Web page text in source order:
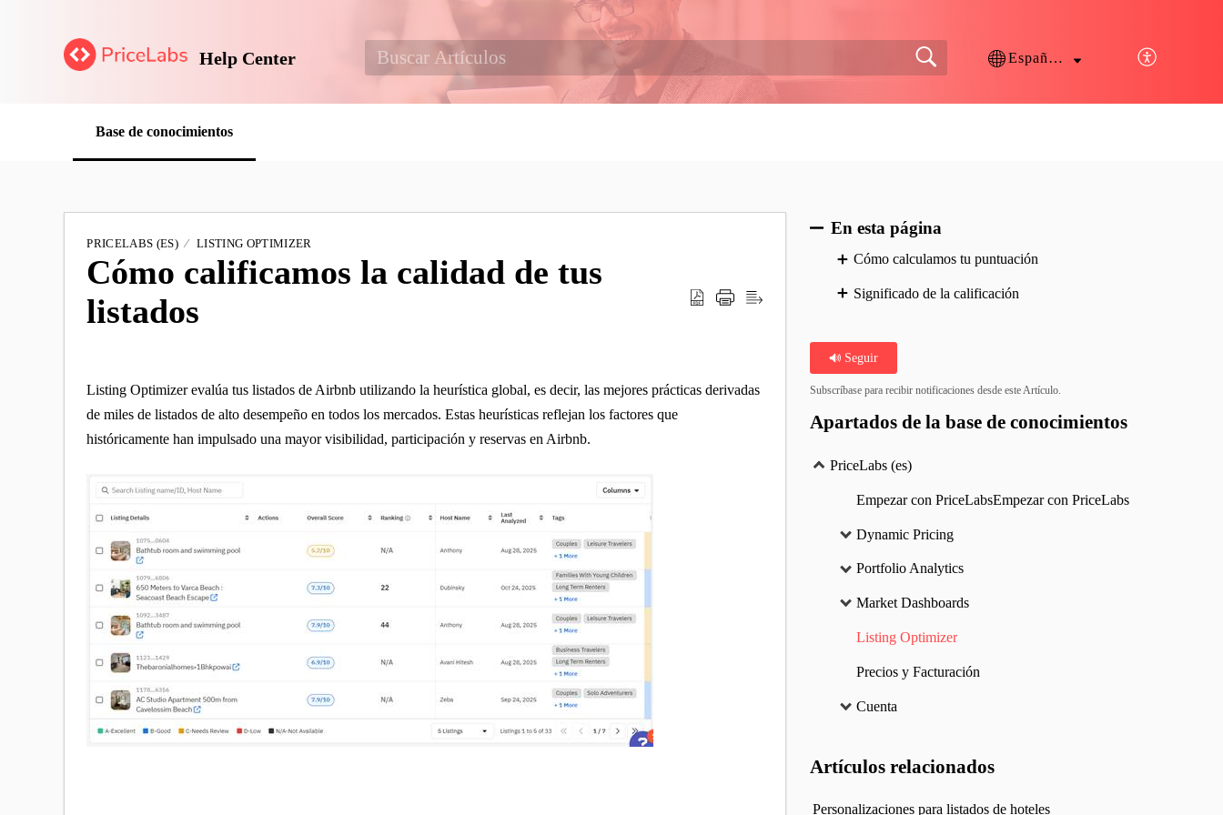
Help Center Español (España)
Base de conocimientos
PRICELABS (ES) LISTING OPTIMIZER
Cómo calificamos la calidad de tus
listados
Listing Optimizer evalúa tus listados de Airbnb utilizando la heurística global, es decir, las mejores prácticas derivadas
de miles de listados de alto desempeño en todos los mercados. Estas heurísticas reflejan los factores que
históricamente han impulsado una mayor visibilidad, participación y reservas en Airbnb.
En esta página
Cómo calculamos tu puntuación
Significado de la calificación
Seguir
Subscríbase para recibir notificaciones desde este Artículo.
Apartados de la base de conocimientos
PriceLabs (es)
Empezar con PriceLabsEmpezar con PriceLabs
Dynamic Pricing
Portfolio Analytics
Market Dashboards
Listing Optimizer
Precios y Facturación
Cuenta
Artículosrelacionados
Personalizaciones para listados de hoteles